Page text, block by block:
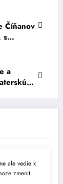
Číňanov
s
a